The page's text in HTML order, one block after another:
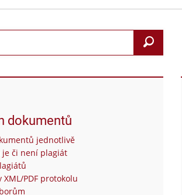
dokumentů
jednotlivě
je či není plagiát
PDF protokolu